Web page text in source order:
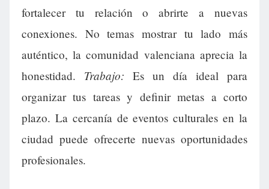
fortalecer tu relación o abrirte a nuevas
conexiones. No temas mostrar tu lado más
auténtico, la comunidad valenciana aprecia la
honestidad. Trabajo: Es un día ideal para
organizar tus tareas y definir metas a corto
plazo. La cercanía de eventos culturales en la
ciudad puede ofrecerte nuevas oportunidades
profesionales.